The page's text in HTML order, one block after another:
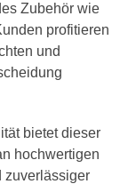
Zubehör wie
profitieren
und
bietet dieser
hochwertigen
zuverlässiger